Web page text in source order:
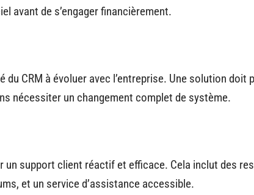
avant de s’engager financièrement.
du CRM à évoluer avec l’entreprise. Une solution doit
nécessiter un changement complet de système.
un support client réactif et efficace. Cela inclut des
et un service d’assistance accessible.